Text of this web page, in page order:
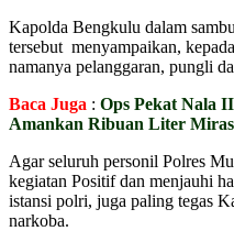
Kapolda Bengkulu dalam
tersebut menyampaikan,
namanya pelanggaran, pungli
Baca Juga : Ops Pekat Nala
Amankan Ribuan Liter Miras
Agar seluruh personil Polres
kegiatan Positif dan menjauhi
istansi polri, juga paling tegas
narkoba.